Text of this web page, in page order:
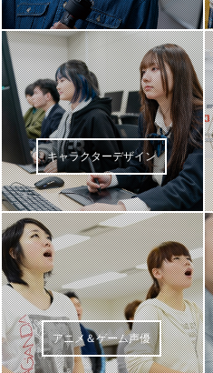
キャラクターデザイン
アニメ＆ゲーム声優